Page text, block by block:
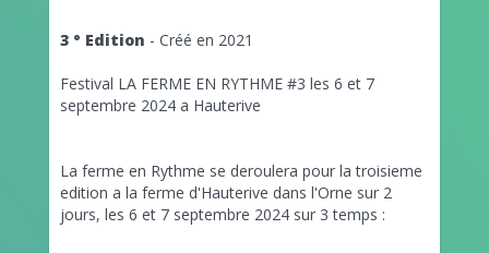
3 ° Edition - Créé en 2021
Festival LA FERME EN RYTHME #3 les 6 et 7
septembre 2024 a Hauterive
La ferme en Rythme se deroulera pour la troisieme
edition a la ferme d'Hauterive dans l'Orne sur 2
jours, les 6 et 7 septembre 2024 sur 3 temps :